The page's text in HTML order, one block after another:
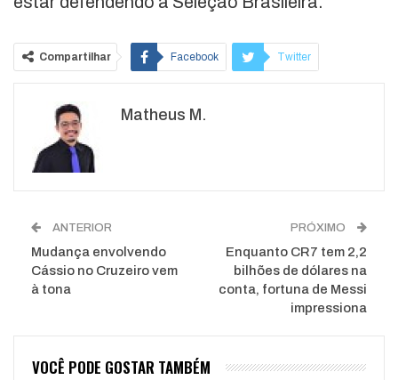
Compartilhar Facebook Twitter
WhatsApp
Matheus M.
ANTERIOR
Mudança envolvendo
Cássio no Cruzeiro vem
à tona
PRÓXIMO
Enquanto CR7 tem 2,2
bilhões de dólares na
conta, fortuna de Messi
impressiona
VOCÊ PODE GOSTAR TAMBÉM